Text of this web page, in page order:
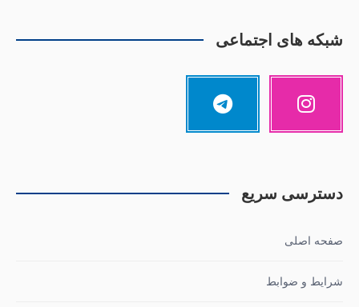
شبکه های اجتماعی
دسترسی سریع
صفحه اصلی
شرایط و ضوابط